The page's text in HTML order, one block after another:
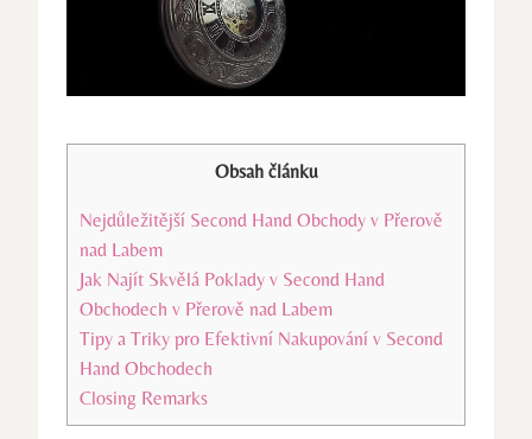
Obsah článku
Nejdůležitější Second Hand Obchody v Přerově
nad Labem
Jak Najít Skvělá Poklady v Second Hand
Obchodech v Přerově nad Labem
Tipy a Triky pro Efektivní Nakupování v Second
Hand Obchodech
Closing Remarks